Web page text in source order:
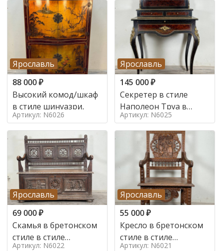
Ярославль
88 000₽
Высокий комод/шкаф
в стиле шинуазри,
Артикул: N6026
Ярославль
145 000₽
Секретер в стиле
Наполеон Труа в
стиле 19 век
Артикул: N6025
Ярославль
69 000₽
Скамья в бретонском
стиле в стиле
Артикул: N6022
Ярославль
55 000₽
Кресло в бретонском
стиле в стиле
Артикул: N6021